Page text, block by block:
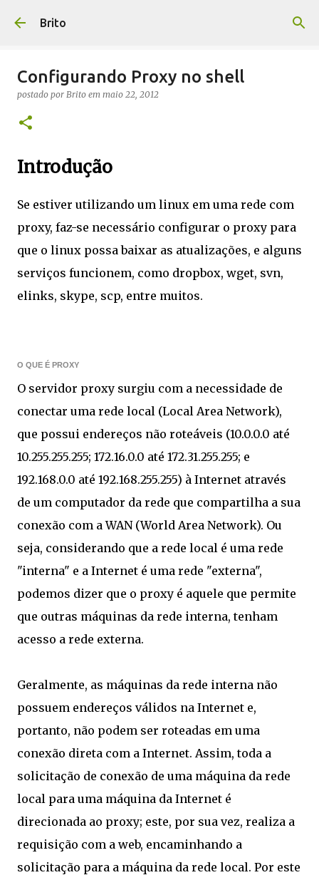
Brito
Configurando Proxy no shell
postado por Brito em maio 22, 2012
Introdução
Se estiver utilizando um linux em uma rede com
proxy, faz-se necessário configurar o proxy para
que o linux possa baixar as atualizações, e alguns
serviços funcionem, como dropbox, wget, svn,
elinks, skype, scp, entre muitos.
O QUE É PROXY
O servidor proxy surgiu com a necessidade de
conectar uma rede local (Local Area Network),
que possui endereços não roteáveis (10.0.0.0 até
10.255.255.255; 172.16.0.0 até 172.31.255.255; e
192.168.0.0 até 192.168.255.255) à Internet através
de um computador da rede que compartilha a sua
conexão com a WAN (World Area Network). Ou
seja, considerando que a rede local é uma rede
"interna" e a Internet é uma rede "externa",
podemos dizer que o proxy é aquele que permite
que outras máquinas da rede interna, tenham
acesso a rede externa.
Geralmente, as máquinas da rede interna não
possuem endereços válidos na Internet e,
portanto, não podem ser roteadas em uma
conexão direta com a Internet. Assim, toda a
solicitação de conexão de uma máquina da rede
local para uma máquina da Internet é
direcionada ao proxy; este, por sua vez, realiza a
requisição com a web, encaminhando a
solicitação para a máquina da rede local. Por este